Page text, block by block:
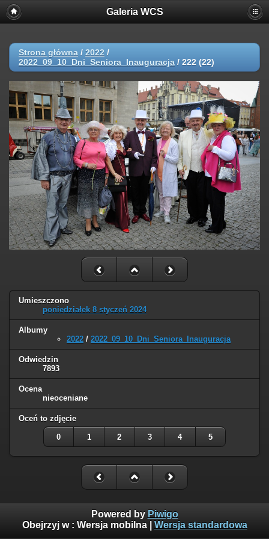
Galeria WCS
Strona główna / 2022 /
2022_09_10_Dni_Seniora_Inauguracja / 222 (22)
Umieszczono
poniedziałek 8 styczeń 2024
Albumy
2022 / 2022_09_10_Dni_Seniora_Inauguracja
Odwiedzin
7893
Ocena
nieoceniane
Oceń to zdjęcie
0 1 2 3 4 5
Powered by Piwigo
Obejrzyj w : Wersja mobilna| Wersja standardowa